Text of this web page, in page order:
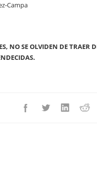
Campa
NO SE OLVIDEN DE TRAER